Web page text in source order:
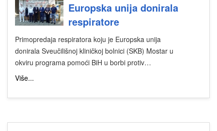
Europska unija donirala
respiratore
Primopredaja respiratora koju je Europska unija
donirala Sveučilišnoj kliničkoj bolnici (SKB) Mostar u
okviru programa pomoći BiH u borbi protiv…
Više...